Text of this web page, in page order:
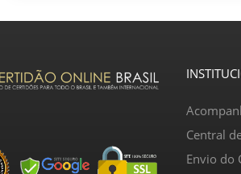
Central
Envio do